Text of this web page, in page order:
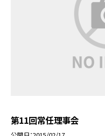
第11回常任理事会